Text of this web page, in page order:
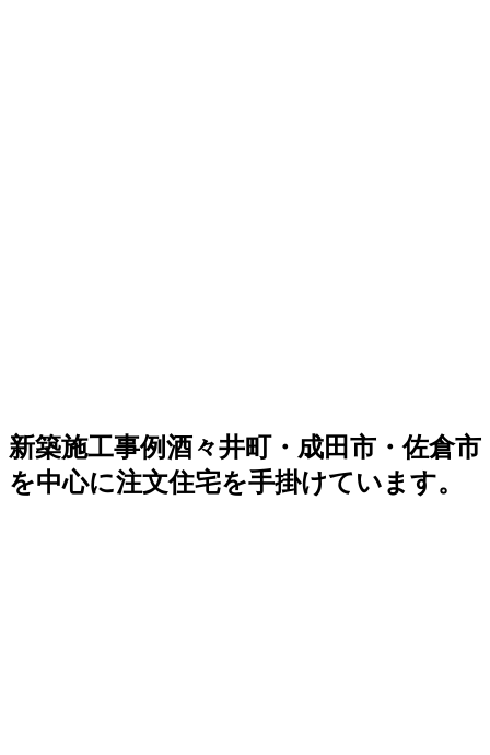
新築施工事例酒々井町・成田市・佐倉市
を中心に注文住宅を手掛けています。